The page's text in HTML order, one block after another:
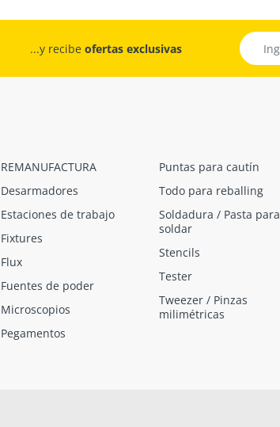
...y recibe ofertas exclusivas
REMANUFACTURA
Desarmadores
Estaciones de trabajo
Fixtures
Flux
Fuentes de poder
Microscopios
Pegamentos
Puntas para cautín
Todo para reballing
Soldadura / Pasta para
soldar
Stencils
Tester
Tweezer / Pinzas
milimétricas